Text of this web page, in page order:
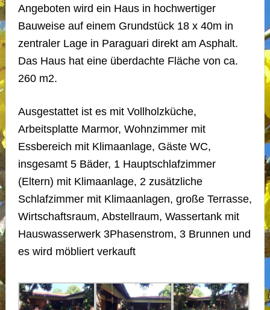
Angeboten wird ein Haus in hochwertiger
Bauweise auf einem Grundstück 18 x 40m in
zentraler Lage in Paraguari direkt am Asphalt.
Das Haus hat eine überdachte Fläche von ca.
260 m2.
Ausgestattet ist es mit Vollholzküche,
Arbeitsplatte Marmor, Wohnzimmer mit
Essbereich mit Klimaanlage, Gäste WC,
insgesamt 5 Bäder, 1 Hauptschlafzimmer
(Eltern) mit Klimaanlage, 2 zusätzliche
Schlafzimmer mit Klimaanlagen, große Terrasse,
Wirtschaftsraum, Abstellraum, Wassertank mit
Hauswasserwerk 3Phasenstrom, 3 Brunnen und
es wird möbliert verkauft